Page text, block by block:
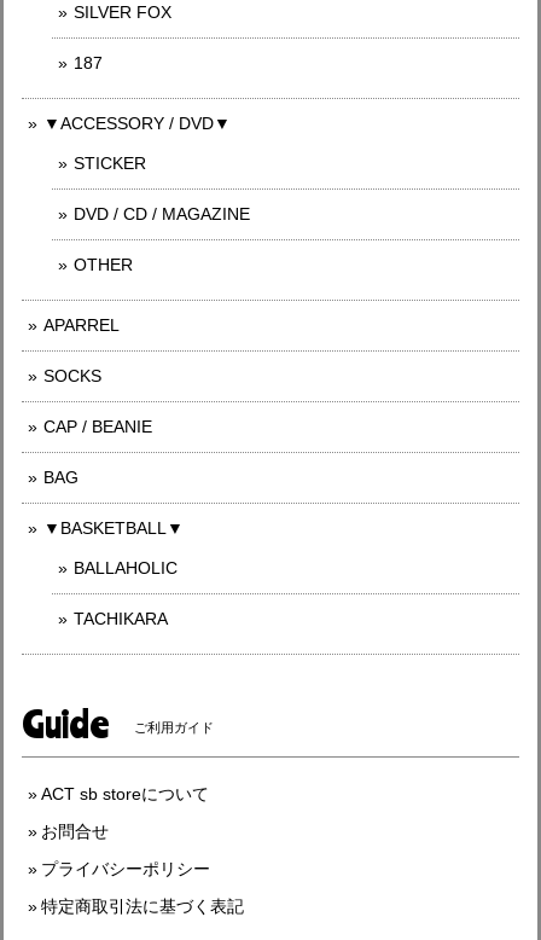
SILVER FOX
187
▼ACCESSORY / DVD▼
STICKER
DVD / CD / MAGAZINE
OTHER
APARREL
SOCKS
CAP / BEANIE
BAG
▼BASKETBALL▼
BALLAHOLIC
TACHIKARA
Guide ご利用ガイド
ACT sb storeについて
お問合せ
プライバシーポリシー
特定商取引法に基づく表記